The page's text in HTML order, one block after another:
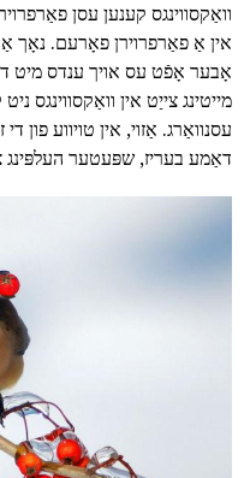
וואַקסווינגס קענען עסן
אין אַ פאַרפרוירן פאָרעם. נאָך
אָבער אָפֿט עס אויך ענדס מיט
מייטינג צייַט אין וואַקסווינגס
עסנוואַרג. אַזוי, אין טויווע פון
דאַמע בעריז, שפּעטער העלפּינג